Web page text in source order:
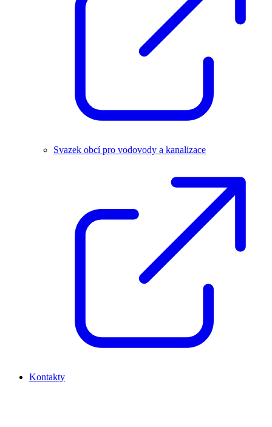
Svazek obcí pro vodovody a kanalizace
Kontakty